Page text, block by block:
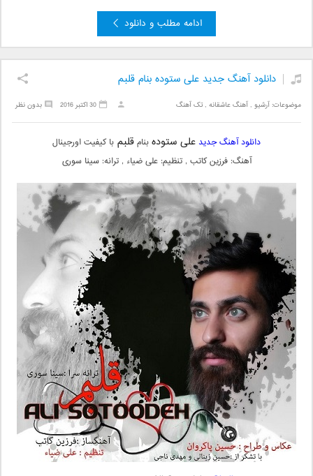
ادامه مطلب و دانلود
دانلود آهنگ جدید علی ستوده بنام قلبم
موضوعات:آرشیو ,آهنگ عاشقانه ,تک آهنگ بدون نظر 30 اکتبر 2016
دانلود آهنگ جدید علی ستودهبنامقلبم با کیفیت اورجینال
آهنگ: فرزین کاتب , تنظیم: علی ضیاء , ترانه: سینا سوری